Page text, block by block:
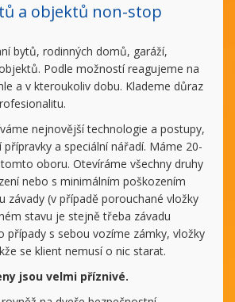
a objektů non-stop
bytů, rodinných domů, garáží,
Podle možností reagujeme na
a v kteroukoliv dobu. Klademe důraz
nejnovější technologie a postupy,
a speciální nářadí. Máme 20-
oboru. Otevíráme všechny druhy
nebo s minimálním poškozením
závady (v případě porouchané vložky
stavu je stejně třeba závadu
případy s sebou vozíme zámky, vložky
se klient nemusí o nic starat.
jsou velmi příznivé.